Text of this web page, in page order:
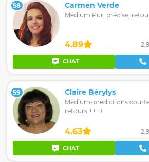
58 Carmen Verde
Médium Pur, précise,
4.89
CHAT
59 Claire Bérylys
Médium-prédictions
retours ++++
4.63
CHAT